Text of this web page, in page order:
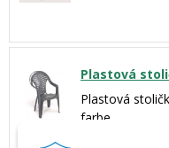
Plastová
Plastová
farbe.